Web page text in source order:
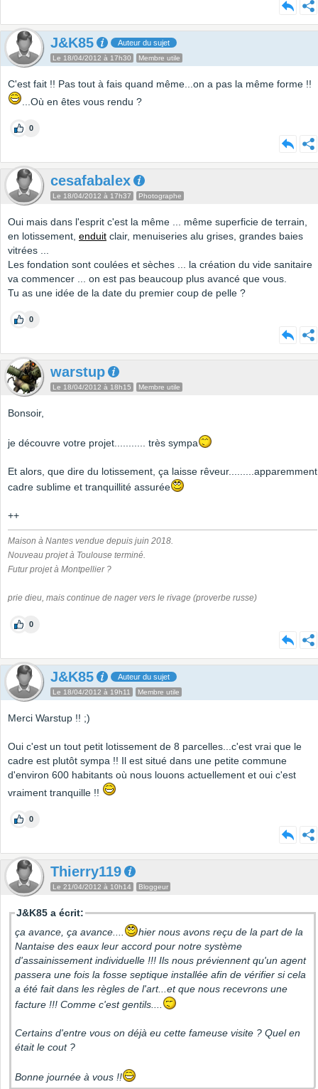
J&K85 Auteur du sujet
Le 18/04/2012 à 17h30 Membre utile
C'est fait !! Pas tout à fais quand même...on a pas la même forme !!
...Où en êtes vous rendu ?
0
cesafabalex
Le 18/04/2012 à 17h37 Photographe
Oui mais dans l'esprit c'est la même ... même superficie de terrain,
en lotissement, enduit clair, menuiseries alu grises, grandes baies
vitrées ...
Les fondation sont coulées et sèches ... la création du vide sanitaire
va commencer ... on est pas beaucoup plus avancé que vous.
Tu as une idée de la date du premier coup de pelle ?
0
warstup
Le 18/04/2012 à 18h15 Membre utile
Bonsoir,
je découvre votre projet........... très sympa
Et alors, que dire du lotissement, ça laisse rêveur.........apparemment
cadre sublime et tranquillité assurée
++
Maison à Nantes vendue depuis juin 2018.
Nouveau projet à Toulouse terminé.
Futur projet à Montpellier ?
prie dieu, mais continue de nager vers le rivage (proverbe russe)
0
J&K85 Auteur du sujet
Le 18/04/2012 à 19h11 Membre utile
Merci Warstup !! ;)
Oui c'est un tout petit lotissement de 8 parcelles...c'est vrai que le
cadre est plutôt sympa !! Il est situé dans une petite commune
d'environ 600 habitants où nous louons actuellement et oui c'est
vraiment tranquille !!
0
Thierry119
Le 21/04/2012 à 10h14 Bloggeur
J&K85 a écrit:
ça avance, ça avance....
hier nous avons reçu de la part de la
Nantaise des eaux leur accord pour notre système
d'assainissement individuelle !!! Ils nous préviennent qu'un agent
passera une fois la fosse septique installée afin de vérifier si cela
a été fait dans les règles de l'art...et que nous recevrons une
facture !!! Comme c'est gentils....
Certains d'entre vous on déjà eu cette fameuse visite ? Quel en
était le cout ?
Bonne journée à vous !!